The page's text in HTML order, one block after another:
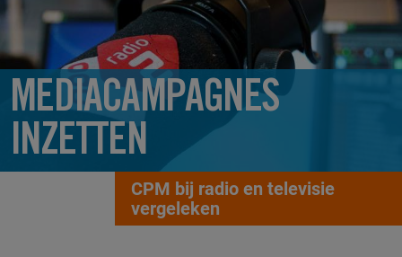
MEDIACAMPAGNES
INZETTEN
CPM bij radio en televisie
vergeleken